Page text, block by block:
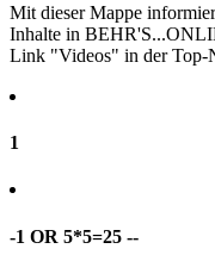
Mit dieser Mappe
Inhalte in
Link "Videos" in der Top-
1
-1 OR 5*5=25 --